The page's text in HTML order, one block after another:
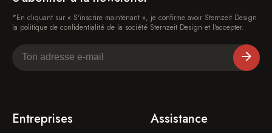
*En cliquant sur « S'inscrire maintenant », je confirme avoir Sternzeit Design
la politique de confidentialité de la société Sternzeit Design et l'accepter.
Entreprises Assistance